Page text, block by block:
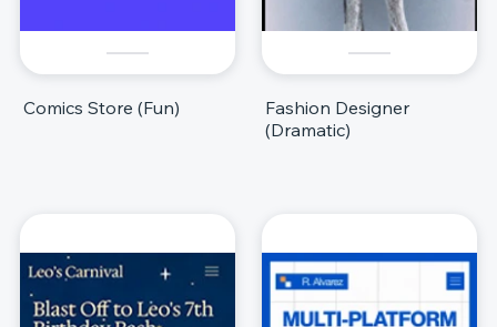
Comics Store (Fun)
Fashion Designer
(Dramatic)